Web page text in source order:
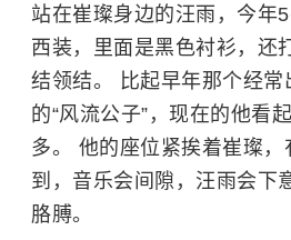
站在崔璨身边的汪雨，今年
西装，里面是黑色衬衫，还
结领结。 比起早年那个经常
的“风流公子”，现在的他看
多。 他的座位紧挨着崔璨，
到，音乐会间隙，汪雨会下
胳膊。